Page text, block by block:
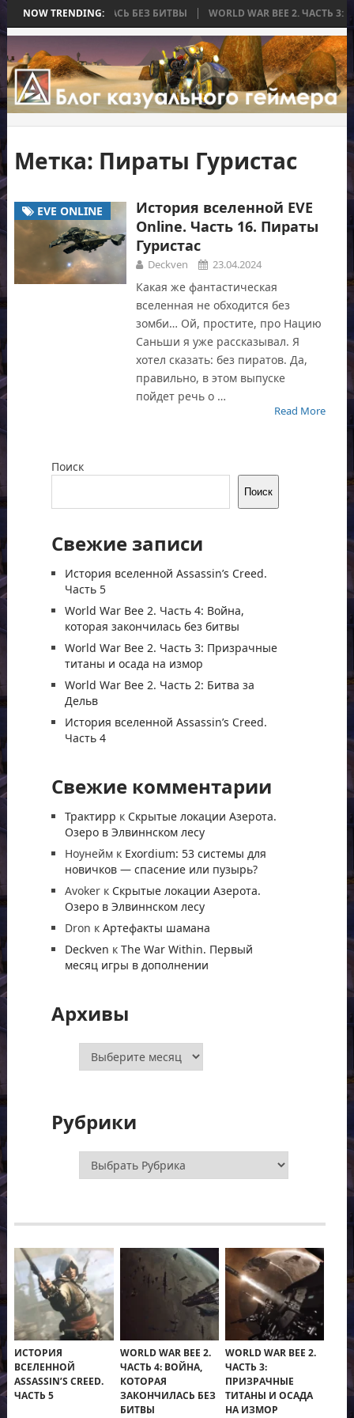
NOW TRENDING:
КОТОРАЯ ЗАКОНЧИЛАСЬ БЕЗ БИТВЫ WORLD WAR BEE 2. ЧАСТЬ
Метка: Пираты Гуристас
EVE ONLINE
История вселенной EVE
Online. Часть 16. Пираты
Гуристас
Deckven 23.04.2024
Какая же фантастическая
вселенная не обходится без
зомби… Ой, простите, про Нацию
Саньши я уже рассказывал. Я
хотел сказать: без пиратов. Да,
правильно, в этом выпуске
пойдет речь о …
Read More
Поиск
Поиск
Свежие записи
История вселенной Assassin’s Creed.
Часть 5
World War Bee 2. Часть 4: Война,
которая закончилась без битвы
World War Bee 2. Часть 3: Призрачные
титаны и осада на измор
World War Bee 2. Часть 2: Битва за
Дельв
История вселенной Assassin’s Creed.
Часть 4
Свежие комментарии
Трактирр к Скрытые локации Азерота.
Озеро в Элвиннском лесу
Ноунейм к Exordium: 53 системы для
новичков — спасение или пузырь?
Avoker к Скрытые локации Азерота.
Озеро в Элвиннском лесу
Dron кАртефакты шамана
Deckven кThe War Within. Первый
месяц игры в дополнении
Архивы
Архивы
Рубрики
Рубрики
ИСТОРИЯ
ВСЕЛЕННОЙ
ASSASSIN’S CREED.
ЧАСТЬ 5
WORLD WAR BEE 2.
ЧАСТЬ 4: ВОЙНА,
КОТОРАЯ
ЗАКОНЧИЛАСЬ БЕЗ
БИТВЫ
WORLD WAR BEE 2.
ЧАСТЬ 3:
ПРИЗРАЧНЫЕ
ТИТАНЫ И ОСАДА
НА ИЗМОР